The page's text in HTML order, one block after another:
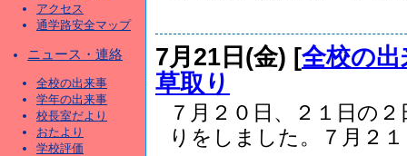
アクセス
通学路安全マップ
ニュース・連絡
全校の出来事
学年の出来事
校長室だより
おたより
学校評価
7月21日(金) [全校の出
草取り
７月２０日、２１日の
りをしました。７月２